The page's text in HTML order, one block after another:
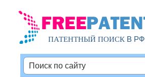
ПАТЕНТНЫЙ ПОИСКВ РФ